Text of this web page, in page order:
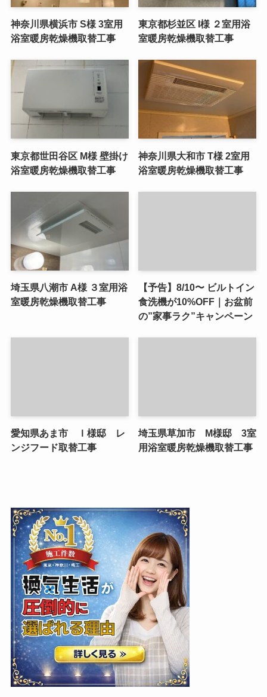
神奈川県横浜市 S様 3室用
浴室暖房乾燥機取替工事
東京都杉並区 I様 ２室用浴
室暖房乾燥機取替工事
東京都世田谷区 M様 壁掛け
浴室暖房乾燥機取替工事
神奈川県大和市 T様 2室用
浴室暖房乾燥機取替工事
埼玉県八潮市 A様 ３室用浴
室暖房乾燥機取替工事
【予告】8/10〜 ビルトイン
食洗機が10%OFF｜お盆前
の”家事ラク”キャンペーン
愛知県あま市 Ｉ様邸 レ
ンジフード取替工事
埼玉県草加市 M様邸 3室
用浴室暖房乾燥機取替工事